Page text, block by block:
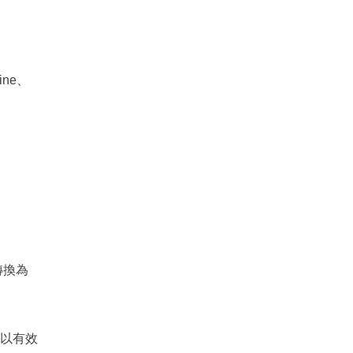
、
為
有效